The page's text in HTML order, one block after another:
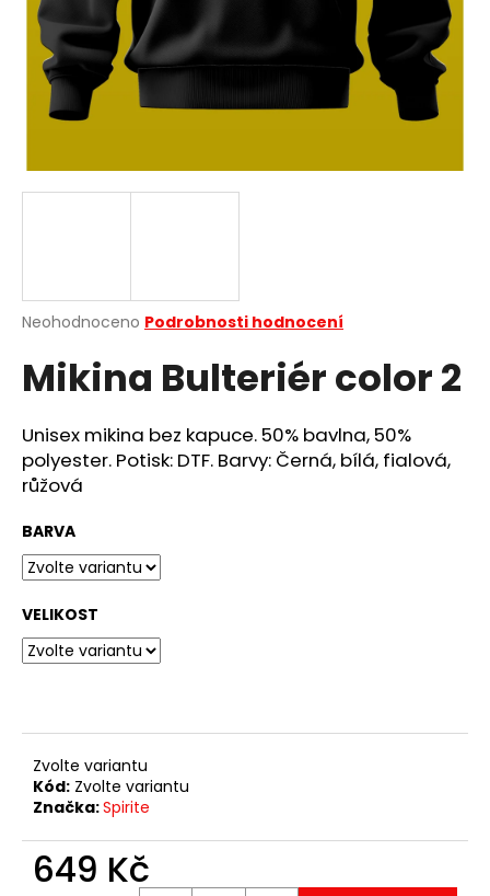
Průměrné
produktu
je
z
5
hvězdiček.
Neohodnoceno Podrobnosti hodnocení
Mikina Bulteriér color 2
Unisex mikina bez kapuce. 50% bavlna, 50%
polyester. Potisk: DTF. Barvy: Černá, bílá, fialová,
růžová
BARVA
VELIKOST
Zvolte variantu
Kód: Zvolte variantu
Značka:Spirite
649 Kč
a
o
p
o
r
u
č
u
j
e
m
e
349